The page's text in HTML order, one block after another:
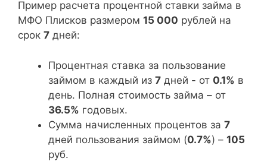
Пример расчета процентной ставки займа в
МФО Плисков размером 15 000 рублей на
срок 7 дней:
Процентная ставка за пользование
займом в каждый из 7 дней - от 0.1% в
день. Полная стоимость займа – от
36.5% годовых.
Сумма начисленных процентов за 7
дней пользования займом (0.7%) – 105
руб.